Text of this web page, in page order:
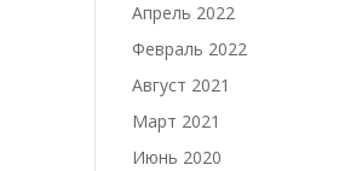
Апрель 2022
Февраль 2022
Август 2021
Март 2021
Июнь 2020